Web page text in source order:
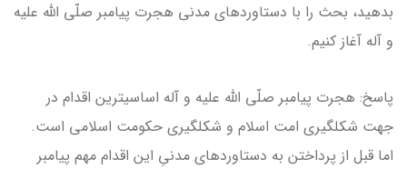
بدهید، بحث را با دستاوردهای مدنی هجرت پیامبر صلّی الله علیه
و آله آغاز کنیم.
پاسخ: هجرت پیامبر صلّی الله علیه و آله اساسی­ترین اقدام در
جهت شکل­گیری امت اسلام و شکل­گیری حکومت اسلامی است.
اما قبل از پرداختن به دستاوردهای مدنیِ این اقدام مهم پیامبر